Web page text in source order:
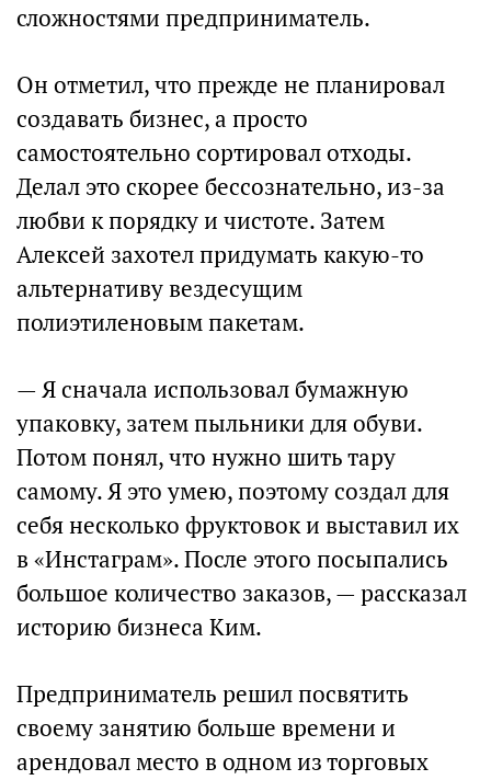
сложностями предприниматель.
Он отметил, что прежде не планировал
создавать бизнес, а просто
самостоятельно сортировал отходы.
Делал это скорее бессознательно, из-за
любви к порядку и чистоте. Затем
Алексей захотел придумать какую-то
альтернативу вездесущим
полиэтиленовым пакетам.
— Я сначала использовал бумажную
упаковку, затем пыльники для обуви.
Потом понял, что нужно шить тару
самому. Я это умею, поэтому создал для
себя несколько фруктовок и выставил их
в «Инстаграм». После этого посыпались
большое количество заказов, — рассказал
историю бизнеса Ким.
Предприниматель решил посвятить
своему занятию больше времени и
арендовал место в одном из торговых